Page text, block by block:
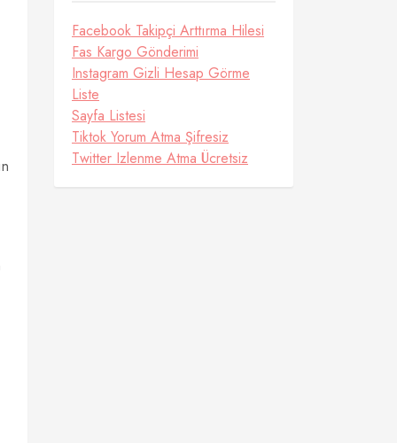
Facebook Takipçi Arttırma Hilesi
Fas Kargo Gönderimi
Instagram Gizli Hesap Görme
Liste
Sayfa Listesi
Tiktok Yorum Atma Şifresiz
Twitter Izlenme Atma Ücretsiz